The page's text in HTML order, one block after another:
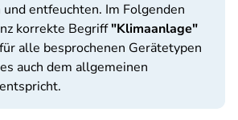
und entfeuchten. Im Folgenden
korrekte Begriff"Klimaanlage"
für alle besprochenen Gerätetypen
auch dem allgemeinen